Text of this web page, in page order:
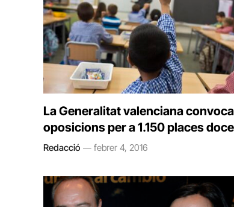
La Generalitat valenciana convoca
oposicions per a 1.150 places
Redacció febrer 4, 2016